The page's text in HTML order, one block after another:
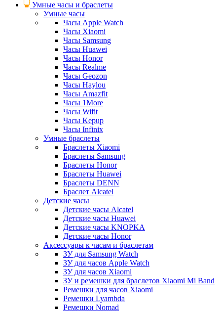
Умные часы и браслеты
Умные часы
Часы Apple Watch
Часы Xiaomi
Часы Samsung
Часы Huawei
Часы Honor
Часы Realme
Часы Geozon
Часы Haylou
Часы Amazfit
Часы 1More
Часы Wifit
Часы Kepup
Часы Infinix
Умные браслеты
Браслеты Xiaomi
Браслеты Samsung
Браслеты Honor
Браслеты Huawei
Браслеты DENN
Браслет Alcatel
Детские часы
Детские часы Alcatel
Детские часы Huawei
Детские часы KNOPKA
Детские часы Honor
Аксессуары к часам и браслетам
ЗУ для Samsung Watch
ЗУ для часов Apple Watch
ЗУ для часов Xiaomi
ЗУ и ремешки для браслетов Xiaomi Mi Band
Ремешки для часов Xiaomi
Ремешки Lyambda
Ремешки Nomad